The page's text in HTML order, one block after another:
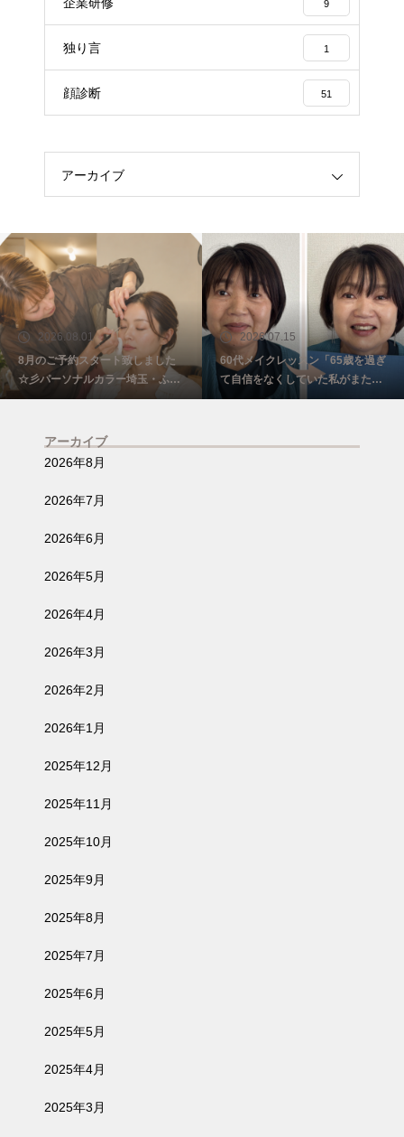
9
独り言 1
顔診断 51
アーカイブ
2026.08.01
8月のご予約スタート致しました
☆彡パーソナルカラー埼玉・ふじ
み野
2026.07.15
60代メイクレッスン「65歳を過ぎ
て自信をなくしていた私がまた少
し前を向けました☺️埼玉・ふじみ
アーカイブ
2026年8月
2026年7月
2026年6月
2026年5月
2026年4月
2026年3月
2026年2月
2026年1月
2025年12月
2025年11月
2025年10月
2025年9月
2025年8月
2025年7月
2025年6月
2025年5月
2025年4月
2025年3月